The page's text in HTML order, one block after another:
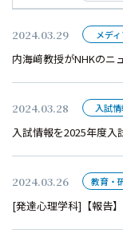
2024.03.29 メデ
内海﨑教授がNHKのニ
2024.03.28 入試情
入試情報を2025年度入
2024.03.26 教育・
[発達心理学科]【報告